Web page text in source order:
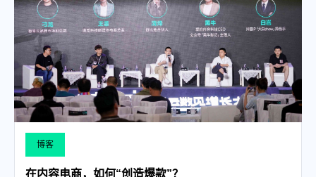
博客
在内容电商，如何“创造爆款”？